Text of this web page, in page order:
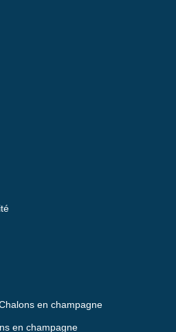
en champagne
en champagne